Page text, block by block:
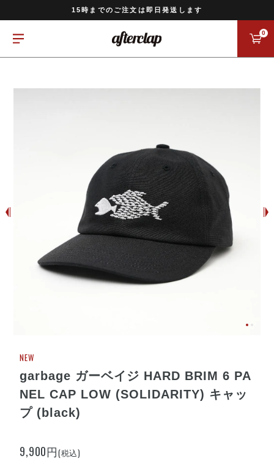
15時までのご注文は即日発送します
0
NEW
garbage ガーベイジ HARD BRIM 6 PA
NEL CAP LOW (SOLIDARITY) キャッ
プ (black)
9,900円(税込)